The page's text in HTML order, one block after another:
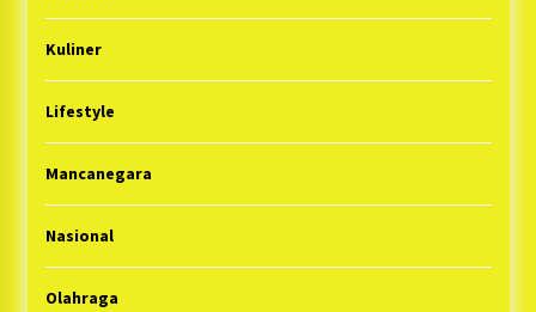
Kuliner
Lifestyle
Mancanegara
Nasional
Olahraga